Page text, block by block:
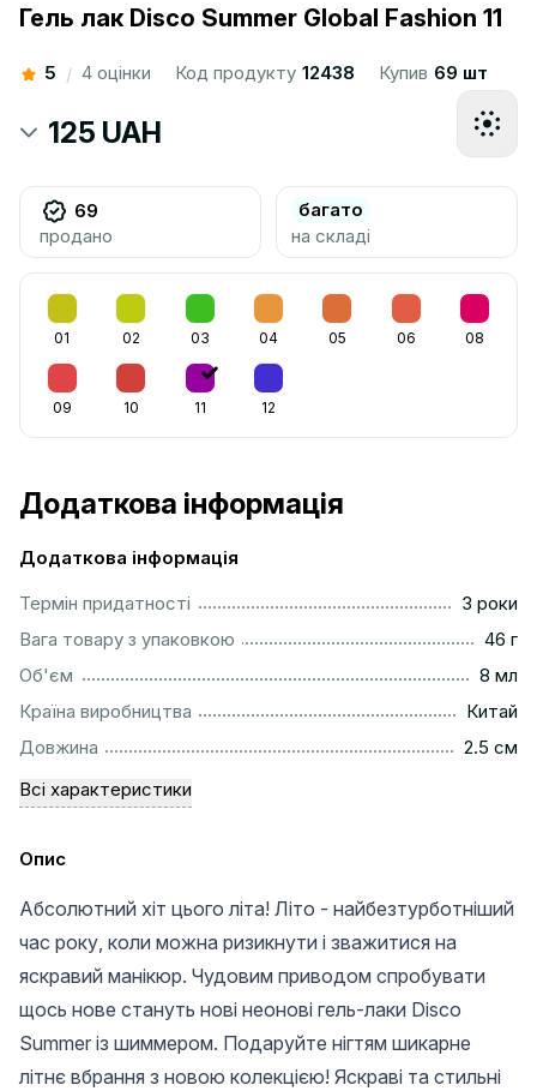
Гель лак Disco Summer Global Fashion 11
5 / 4 оцінки Код продукту 12438 Купив 69 шт
125 UAH
69
продано
багато
на складі
01 02 03 04 05 06 08
09 10 11 12
Додаткова інформація
Додаткова інформація
Термін придатності
3 роки
Вага товару з упаковкою
46 г
Об'єм
8 мл
Країна виробництва
Китай
Довжина
2.5 см
Всі характеристики
Опис
Абсолютний хіт цього літа! Літо - найбезтурботніший
час року, коли можна ризикнути і зважитися на
яскравий манікюр. Чудовим приводом спробувати
щось нове стануть нові неонові гель-лаки Disco
Summer із шиммером. Подаруйте нігтям шикарне
літнє вбрання з новою колекцією! Яскраві та стильні